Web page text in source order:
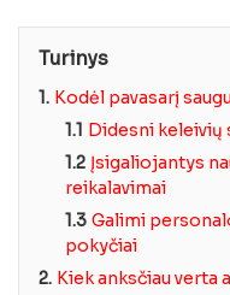
Turinys
1. Kodėl pavasarį
1.1 Didesni keleivių
1.2 Įsigaliojantys
reikalavimai
1.3 Galimi
pokyčiai
2. Kiek anksčiau verta